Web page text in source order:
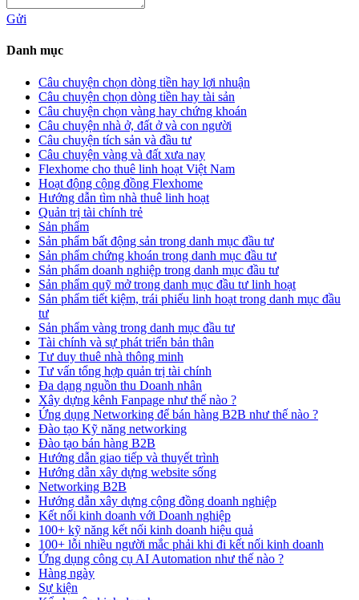
Gửi
Danh mục
Câu chuyện chọn dòng tiền hay lợi nhuận
Câu chuyện chọn dòng tiền hay tài sản
Câu chuyện chọn vàng hay chứng khoán
Câu chuyện nhà ở, đất ở và con người
Câu chuyện tích sản và đầu tư
Câu chuyện vàng và đất xưa nay
Flexhome cho thuê linh hoạt Việt Nam
Hoạt động cộng đồng Flexhome
Hướng dẫn tìm nhà thuê linh hoạt
Quản trị tài chính trẻ
Sản phẩm
Sản phẩm bất động sản trong danh mục đầu tư
Sản phẩm chứng khoán trong danh mục đầu tư
Sản phẩm doanh nghiệp trong danh mục đầu tư
Sản phẩm quỹ mở trong danh mục đầu tư linh hoạt
Sản phẩm tiết kiệm, trái phiếu linh hoạt trong danh mục đầu
tư
Sản phẩm vàng trong danh mục đầu tư
Tài chính và sự phát triển bản thân
Tư duy thuê nhà thông minh
Tư vấn tổng hợp quản trị tài chính
Đa dạng nguồn thu Doanh nhân
Xây dựng kênh Fanpage như thế nào ?
Ứng dụng Networking để bán hàng B2B như thế nào ?
Đào tạo Kỹ năng networking
Đào tạo bán hàng B2B
Hướng dẫn giao tiếp và thuyết trình
Hướng dẫn xây dựng website sống
Networking B2B
Hướng dẫn xây dựng cộng đồng doanh nghiệp
Kết nối kinh doanh với Doanh nghiệp
100+ kỹ năng kết nối kinh doanh hiệu quả
100+ lỗi nhiều người mắc phải khi đi kết nối kinh doanh
Ứng dụng công cụ AI Automation như thế nào ?
Hàng ngày
Sự kiện